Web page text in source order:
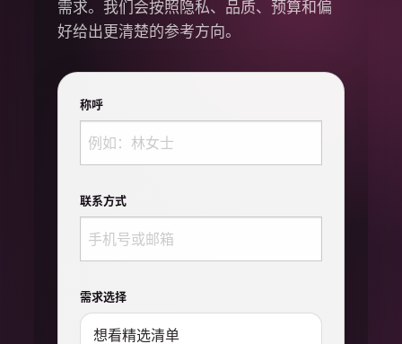
需求。我们会按照隐私、品质、预算和偏
好给出更清楚的参考方向。
称呼
联系方式
需求选择